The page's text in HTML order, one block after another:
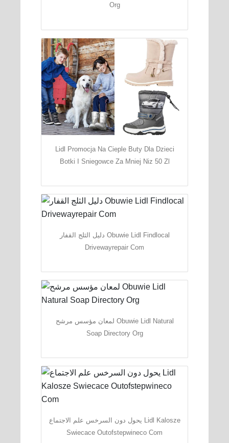
Org
Lidl Promocja Na Cieple Buty Dla Dzieci
Botki I Sniegowce Za Mniej Niz 50 Zl
دليل الثلج القفار Obuwie Lidl Findlocal
Drivewayrepair Com
لمعان مؤسس مرشح Obuwie Lidl Natural
Soap Directory Org
يحول دون السرخس علم الاجتماع Lidl Kalosze
Swiecace Outofstepwineco Com